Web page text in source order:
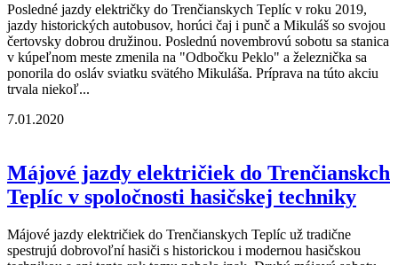
Posledné jazdy električky do Trenčianskych Teplíc v roku 2019,
jazdy historických autobusov, horúci čaj i punč a Mikuláš so svojou
čertovsky dobrou družinou. Poslednú novembrovú sobotu sa stanica
v kúpeľnom meste zmenila na "Odbočku Peklo" a železnička sa
ponorila do osláv sviatku svätého Mikuláša. Príprava na túto akciu
trvala niekoľ...
7.01.2020
Májové jazdy električiek do Trenčianskch
Teplíc v spoločnosti hasičskej techniky
Májové jazdy električiek do Trenčianskych Teplíc už tradične
spestrujú dobrovoľní hasiči s historickou i modernou hasičskou